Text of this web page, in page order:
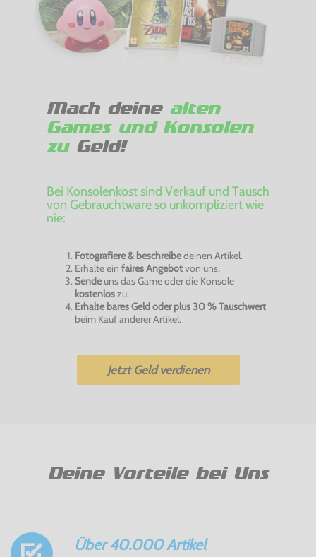
Mach deine alten
Games und Konsolen
zuGeld!
Bei Konsolenkost sind Verkauf und Tausch
von Gebrauchtware so unkompliziert wie
nie:
Fotografiere & beschreibedeinen Artikel.
Erhalte ein faires Angebotvon uns.
Sendeuns das Game oder die Konsole
kostenloszu.
Erhalte bares Geld oder plus 30 % Tauschwert
beim Kauf anderer Artikel.
Jetzt Geld verdienen
Deine Vorteile bei Uns
Über 40.000 Artikel